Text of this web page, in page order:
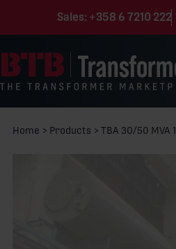
Sales: +358 6 7210 222
Home > Products > TBA 30/50 MVA